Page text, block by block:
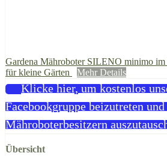
Gardena Mähroboter SILENO minimo
für kleine Gärten
Mehr Details
Klicke hier, um kostenlos
Facebookgruppe beizutreten
Mähroboterbesitzern
Übersicht